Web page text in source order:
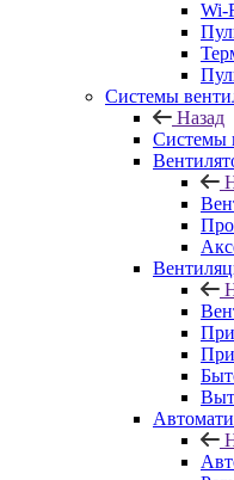
Wi-
Системы
Назад
Системы